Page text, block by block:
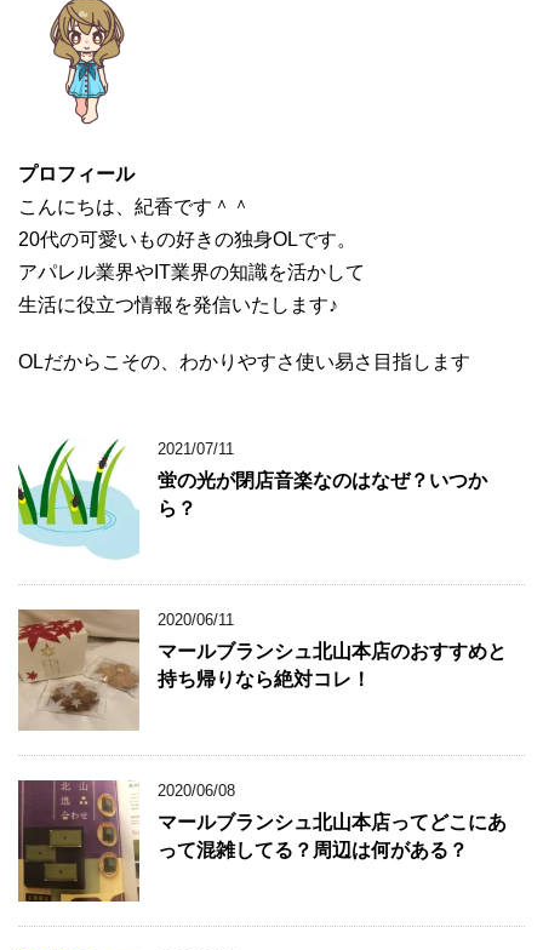
プロフィール
こんにちは、紀香です＾＾
20代の可愛いもの好きの独身OLです。
アパレル業界やIT業界の知識を活かして
生活に役立つ情報を発信いたします♪
OLだからこその、わかりやすさ使い易さ目指します
2021/07/11
蛍の光が閉店音楽なのはなぜ？いつか
ら？
2020/06/11
マールブランシュ北山本店のおすすめと
持ち帰りなら絶対コレ！
2020/06/08
マールブランシュ北山本店ってどこにあ
って混雑してる？周辺は何がある？